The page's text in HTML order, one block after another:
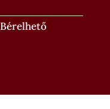
Bérelhető